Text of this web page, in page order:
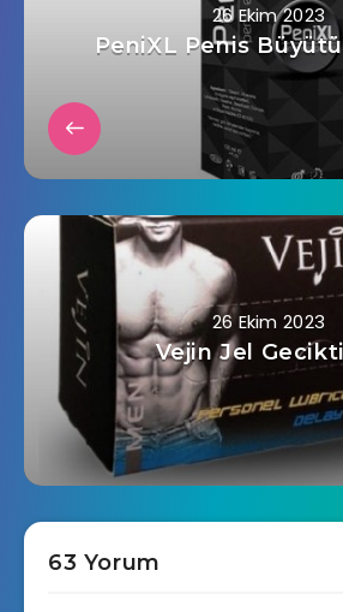
26 Ekim 2023
PeniXL Penis
26 Ekim 2023
Vejin Jel
63 Yorum